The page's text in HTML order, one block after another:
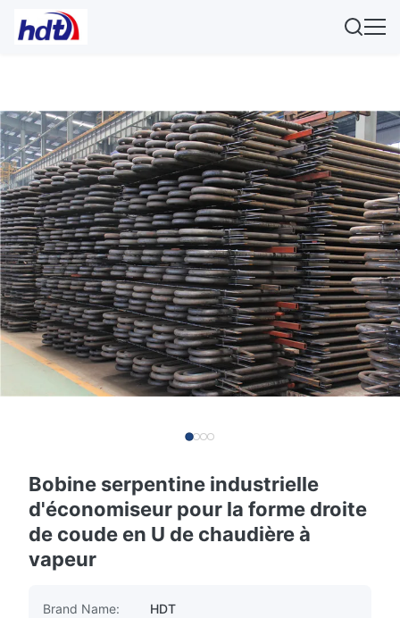
Bobine serpentine industrielle
d'économiseur pour la forme droite
de coude en U de chaudière à
vapeur
Brand Name:
HDT